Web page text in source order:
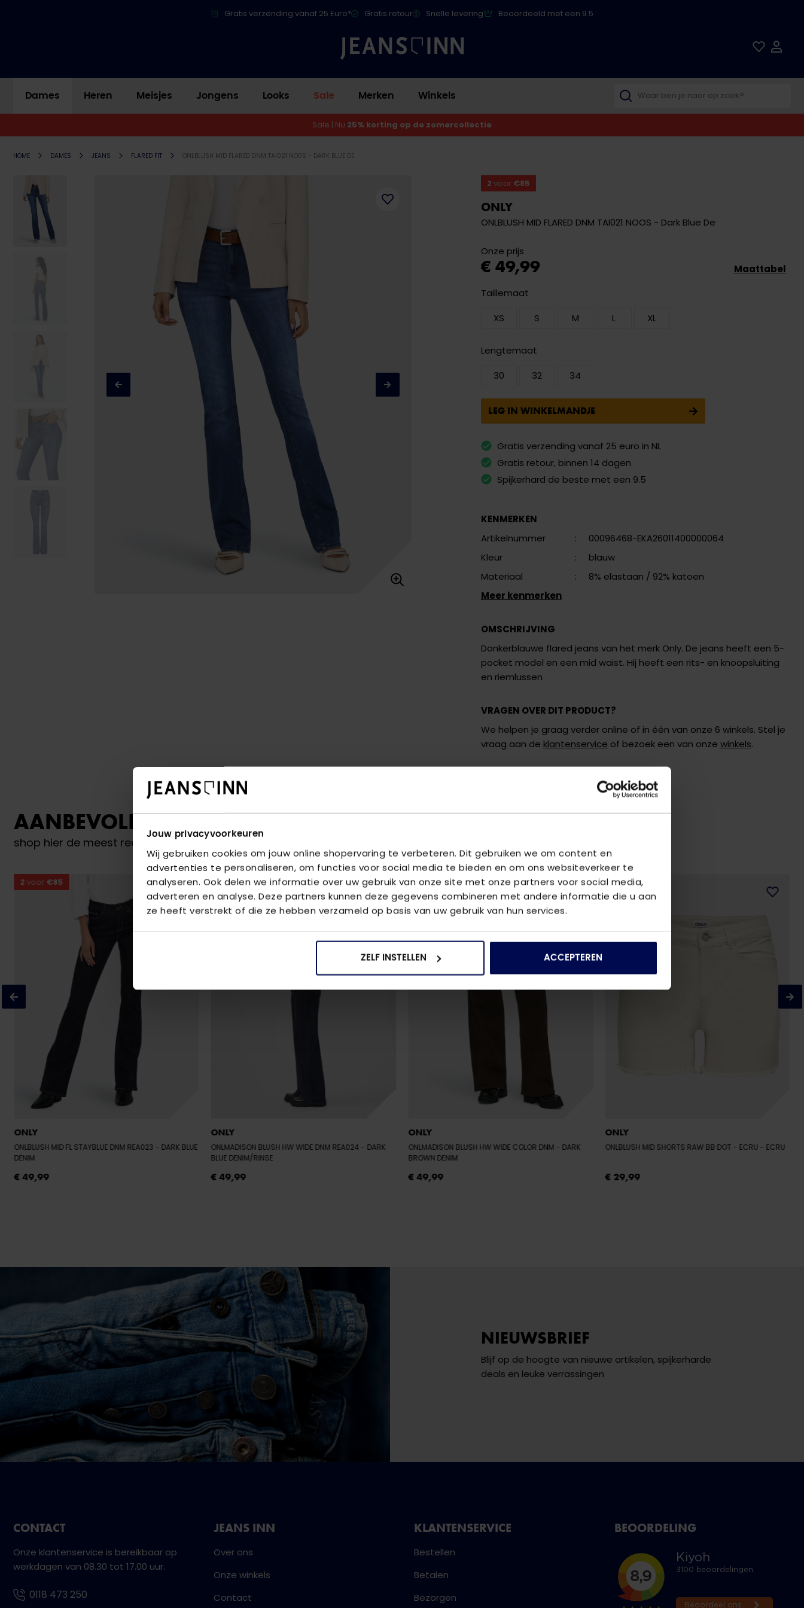
Jouw privacyvoorkeuren
Wij gebruiken cookies om jouw online shopervaring te verbeteren. Dit gebruiken we om content en
advertenties te personaliseren, om functies voor social media te bieden en om ons websiteverkeer te
analyseren. Ook delen we informatie over uw gebruik van onze site met onze partners voor social media,
adverteren en analyse. Deze partners kunnen deze gegevens combineren met andere informatie die u aan
ze heeft verstrekt of die ze hebben verzameld op basis van uw gebruik van hun services.
ZELF INSTELLEN ACCEPTEREN
Gratis verzending vanaf 25 Euro* Gratis retour Snelle levering Beoordeeld met een 9.5
Dames Heren Meisjes Jongens Looks Sale Merken Winkels
Sale | Nu 25% korting op de zomercollectie
HOME DAMES JEANS FLARED FIT ONLBLUSH MID FLARED DNM TAI021 NOOS - DARK BLUE DE
2 voor €85
ONLY
ONLBLUSH MID FLARED DNM TAI021 NOOS - Dark Blue De
Onze prijs
€ 49,99
Taillemaat
XS
S M L XL
Lengtemaat
30
32 34
Maattabel
LEG IN WINKELMANDJE
Gratis verzending vanaf 25 euro in NL
Gratis retour, binnen 14 dagen
Spijkerhard de beste met een 9.5
KENMERKEN
Artikelnummer
:
00096468-EKA26011400000064
Kleur
:
blauw
Materiaal
: 8% elastaan / 92% katoen
Meer kenmerken
OMSCHRIJVING
Donkerblauwe flared jeans van het merk Only. De jeans heeft een 5-
pocket model en een mid waist. Hij heeft een rits- en knoopsluiting
en riemlussen
VRAGEN OVER DIT PRODUCT?
We helpen je graag verder online of in één van onze 6 winkels. Stel je
vraag aan de klantenservice of bezoek een van onze winkels.
AANBEVOLEN VOOR JOU
shop hier de meest recente jeans van Only
2 voor €85
ONLY
ONLBLUSH MID FL STAYBLUE DNM REA023 - DARK BLUE
DENIM
€ 49,99
2 voor€85
ONLY
ONLMADISON BLUSH HW WIDE DNM REA024 - DARK
BLUE DENIM/RINSE
€ 49,99
2 voor€85
ONLY
ONLMADISON BLUSH HW WIDE COLOR DNM - DARK
BROWN DENIM
€ 49,99
ONLY
ONLBLUSH MID SHORTS RAW BB DOT - ECRU - ECRU
€ 29,99
NIEUWSBRIEF
Blijf op de hoogte van nieuwe artikelen, spijkerharde
deals en leuke verrassingen
CONTACT
Onze klantenservice is bereikbaar op
werkdagen van 08.30 tot 17.00 uur.
0118 473 250
JEANS INN
Over ons
Onze winkels
Contact
KLANTENSERVICE
Bestellen
Betalen
Bezorgen
BEOORDELING